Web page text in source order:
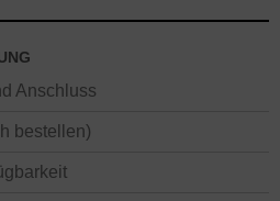
Anschluss
bestellen)